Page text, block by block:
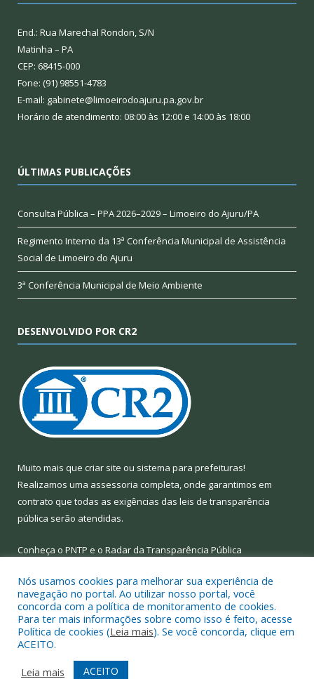
End.: Rua Marechal Rondon, S/N
Matinha – PA
CEP: 68415-000
Fone: (91) 98551-4783
E-mail: gabinete@limoeirodoajuru.pa.gov.br
Horário de atendimento: 08:00 às 12:00 e 14:00 às 18:00
ÚLTIMAS PUBLICAÇÕES
Consulta Pública – PPA 2026–2029 – Limoeiro do Ajuru/PA
Regimento Interno da 13ª Conferência Municipal de Assistência
Social de Limoeiro do Ajuru
3ª Conferência Municipal de Meio Ambiente
DESENVOLVIDO POR CR2
Muito mais que criar site ou sistema para prefeituras!
Realizamos uma assessoria completa, onde garantimos em
contrato que todas as exigências das leis de transparência
pública serão atendidas.
Conheça o PNTP e o Radar da Transparência Pública
Todos os direitos reservados a Prefeitura Municipal de Limoeiro
do Ajuru.
Mapa do Site
Acessar Área Administrativa
Nós usamos cookies para melhorar sua experiência de
navegação no portal. Ao utilizar nosso portal, você
concorda com a política de monitoramento de cookies.
Para ter mais informações sobre como isso é feito, acesse
Política de cookies (Leia mais). Se você concorda, clique em
ACEITO.
Leia mais
ACEITO